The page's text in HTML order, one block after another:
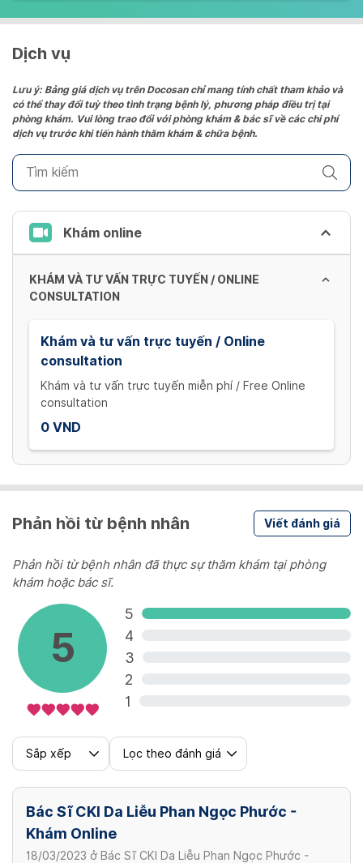
Dịch vụ
Lưu ý: Bảng giá dịch vụ trên Docosan chỉ mang tính chất tham khảo và
có thể thay đổi tuỳ theo tình trạng bệnh lý, phương pháp điều trị tại
phòng khám. Vui lòng trao đổi với phòng khám & bác sĩ về các chi phí
dịch vụ trước khi tiến hành thăm khám & chữa bệnh.
Khám online
KHÁM VÀ TƯ VẤN TRỰC TUYẾN / ONLINE
CONSULTATION
Khám và tư vấn trực tuyến / Online
consultation
Khám và tư vấn trực tuyến miễn phí / Free Online
consultation
0 VND
Phản hồi từ bệnh nhân Viết đánh giá
Phản hồi từ bệnh nhân đã thực sự thăm khám tại phòng
khám hoặc bác sĩ.
5
5
4
3
2
1
Sắp xếp Lọc theo đánh giá
Bác Sĩ CKI Da Liễu Phan Ngọc Phước -
Khám Online
18/03/2023 ở Bác Sĩ CKI Da Liễu Phan Ngọc Phước -